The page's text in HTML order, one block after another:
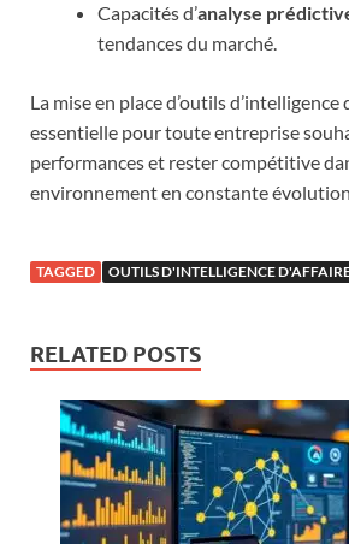
Capacités d’analyse
tendances du marché.
La mise en place d’outils d’intelligence
essentielle pour toute entreprise
performances et rester compétitive
environnement en constante
TAGGED OUTILS D'INTELLIGENCE
RELATED POSTS